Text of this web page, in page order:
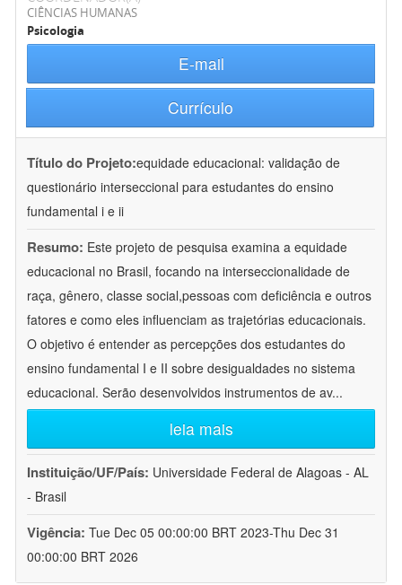
CIÊNCIAS HUMANAS
Psicologia
E-mail
Currículo
Título do Projeto:equidade educacional: validação de
questionário interseccional para estudantes do ensino
fundamental i e ii
Resumo: Este projeto de pesquisa examina a equidade
educacional no Brasil, focando na interseccionalidade de
raça, gênero, classe social,pessoas com deficiência e outros
fatores e como eles influenciam as trajetórias educacionais.
O objetivo é entender as percepções dos estudantes do
ensino fundamental I e II sobre desigualdades no sistema
educacional. Serão desenvolvidos instrumentos de av...
leia mais
Instituição/UF/País: Universidade Federal de Alagoas - AL
- Brasil
Vigência: Tue Dec 05 00:00:00 BRT 2023-Thu Dec 31
00:00:00 BRT 2026